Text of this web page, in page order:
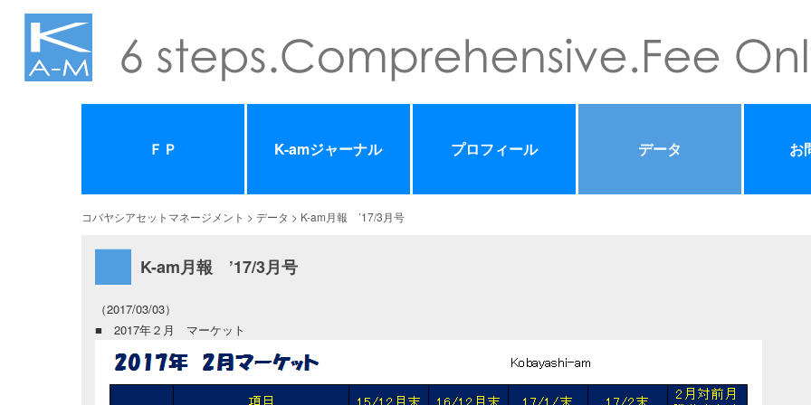
ＦＰ K-amジャーナル プロフィール データ お
コバヤシアセットマネージメント > データ > K-am月報 ’17/3月号
K-am月報 ’17/3月号
（2017/03/03）
■ 2017年２月 マーケット